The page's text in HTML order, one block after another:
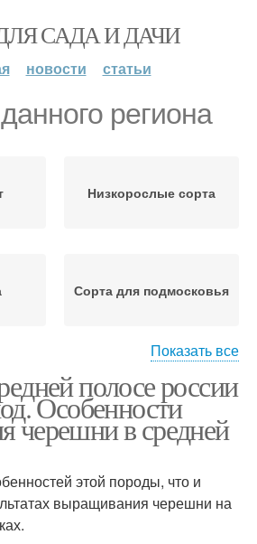
САДА И ДАЧИ
новости статьи
региона
Низкорослые сорта
Сорта для подмосковья
Показать все
полосе россии
Особенности
черешни в средней
этой породы, что и
выращивания черешни на